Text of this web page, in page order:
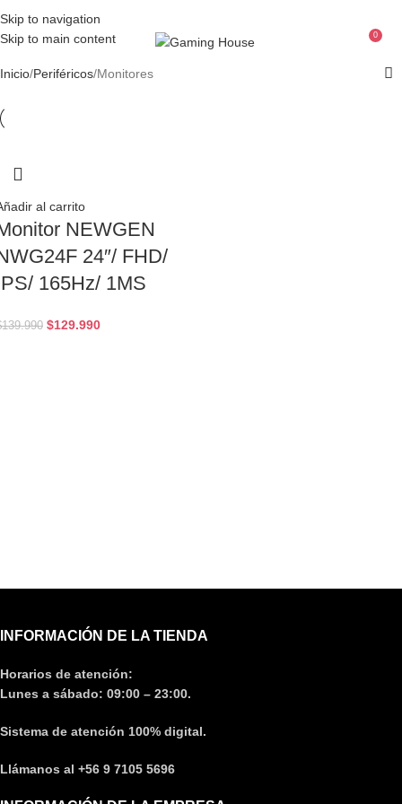
Skip to navigation
Skip to main content
Menu
0
Inicio Periféricos Monitores
al carrito
NEWGEN
24″/ FHD/
165Hz/ 1MS
139.990 $129.990
INFORMACIÓN DE LA TIENDA
Horarios de atención:
Lunes a sábado: 09:00 – 23:00.
Sistema de atención 100% digital.
Llámanos al +56 9 7105 5696